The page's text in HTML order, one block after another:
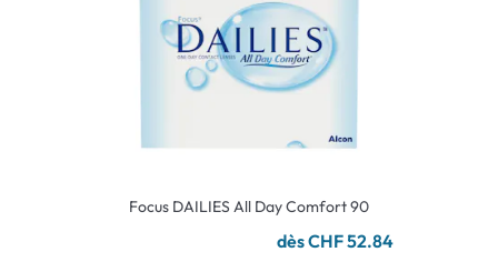
Focus DAILIES All Day Comfort 90
dès CHF 52.84